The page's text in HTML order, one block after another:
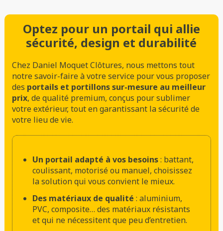
Optez pour un portail qui allie
sécurité, design et durabilité
Chez Daniel Moquet Clôtures, nous mettons tout
notre savoir-faire à votre service pour vous proposer
des portails et portillons sur-mesure au meilleur
prix, de qualité premium, conçus pour sublimer
votre extérieur, tout en garantissant la sécurité de
votre lieu de vie.
Un portail adapté à vos besoins: battant,
coulissant, motorisé ou manuel, choisissez
la solution qui vous convient le mieux.
Des matériaux de qualité : aluminium,
PVC, composite… des matériaux résistants
et qui ne nécessitent que peu d’entretien.